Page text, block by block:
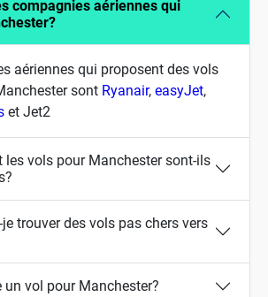
compagnies aériennes qui
aériennes qui proposent des vols
sont Ryanair, easyJet,
et Jet2
les vols pour Manchester sont-ils
trouver des vols pas chers vers
un vol pour Manchester?